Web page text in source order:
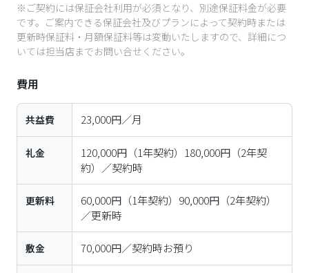
※ご契約には保証会社利用が必須となり、別途保証料金が必要
です。ご案内できる保証会社及びプランによって契約時または
更新時保証料・月額保証料等は変動いたしますので、詳細につ
いては担当店までお問い合せください。
費用
共益費 23,000円／月
礼金
120,000円（1年契約）180,000円（2年契
約）／契約時
更新料
60,000円（1年契約）90,000円（2年契約）
／更新時
敷金 70,000円／契約時お預り